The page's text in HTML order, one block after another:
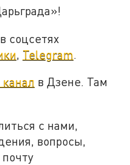
соцсетях
, Telegram.
в Дзене. Там
с нами,
вопросы,